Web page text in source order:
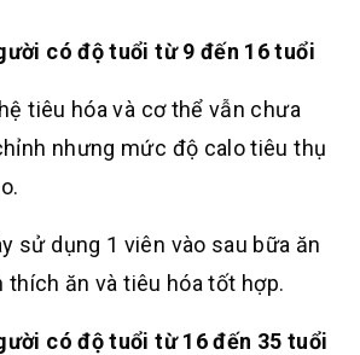
có độ tuổi từ 9 đến 16 tuổi
tiêu hóa và cơ thể vẫn chưa
nhưng mức độ calo tiêu thụ
sử dụng 1 viên vào sau bữa ăn
ăn và tiêu hóa tốt hợp.
có độ tuổi từ 16 đến 35 tuổi